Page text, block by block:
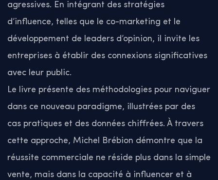
agressives. En intégrant des stratégies
d’influence, telles que le co-marketing et le
développement de leaders d’opinion, il invite les
entreprises à établir des connexions significatives
avec leur public.
Le livre présente des méthodologies pour naviguer
dans ce nouveau paradigme, illustrées par des
cas pratiques et des données chiffrées. À travers
cette approche, Michel Brébion démontre que la
réussite commerciale ne réside plus dans la simple
vente, mais dans la capacité à influencer et à